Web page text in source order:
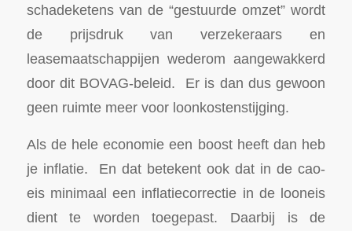
schadeketens van de “gestuurde omzet” wordt
de prijsdruk van verzekeraars en
leasemaatschappijen wederom aangewakkerd
door dit BOVAG-beleid. Er is dan dus gewoon
geen ruimte meer voor loonkostenstijging.
Als de hele economie een boost heeft dan heb
je inflatie. En dat betekent ook dat in de cao-
eis minimaal een inflatiecorrectie in de looneis
dient te worden toegepast. Daarbij is de